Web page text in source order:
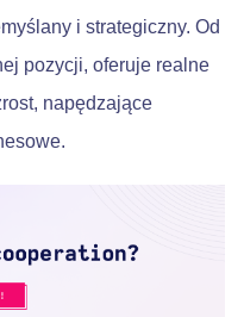
i strategiczny. Od
pozycji, oferuje realne
napędzające